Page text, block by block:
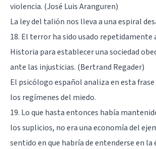
violencia. (José Luis Aranguren)
La ley del talión nos lleva a una espiral
18. El terror ha sido usado repetidamente
Historia para establecer una sociedad
ante las injusticias. (Bertrand Regader)
El psicólogo español analiza en esta
los regímenes del miedo.
19. Lo que hasta entonces había
los suplicios, no era una economía del
sentido en que habría de entenderse en la